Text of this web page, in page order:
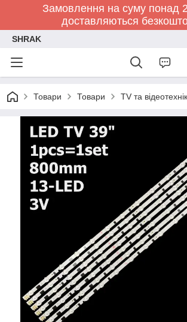
Замовлення на суму понад
доставляються
SHRAK
Товари Товари TV та